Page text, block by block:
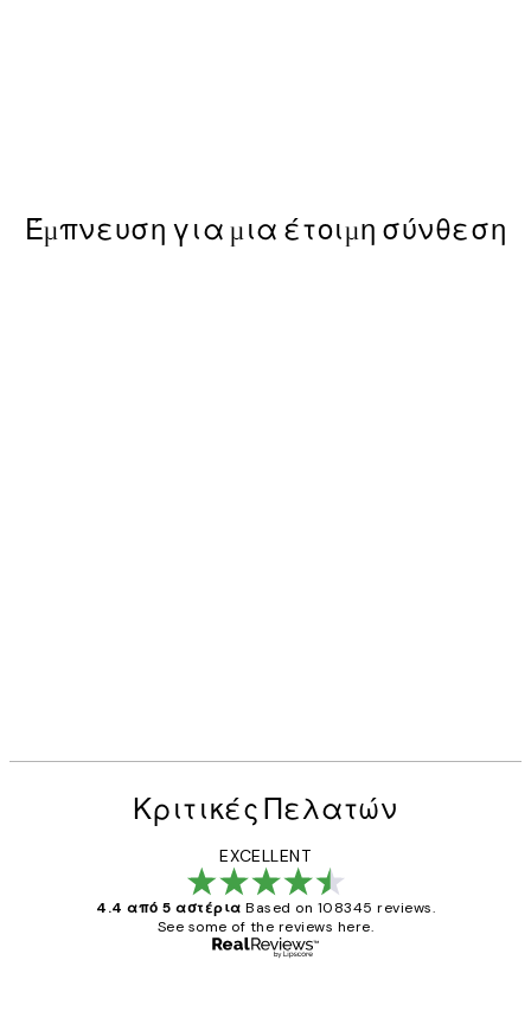
Έμπνευση για μια έτοιμη σύνθεση
Κριτικές Πελατών
EXCELLENT
4.4 από 5 αστέρια Based on 108345 reviews.
See some of the reviews here.